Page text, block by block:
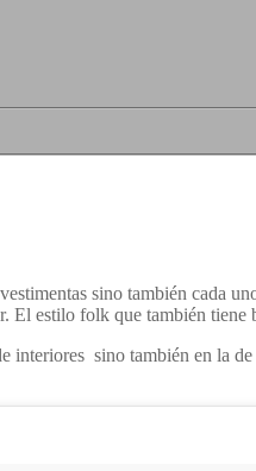
sino también cada
estilo folk que también tiene
sino también en la